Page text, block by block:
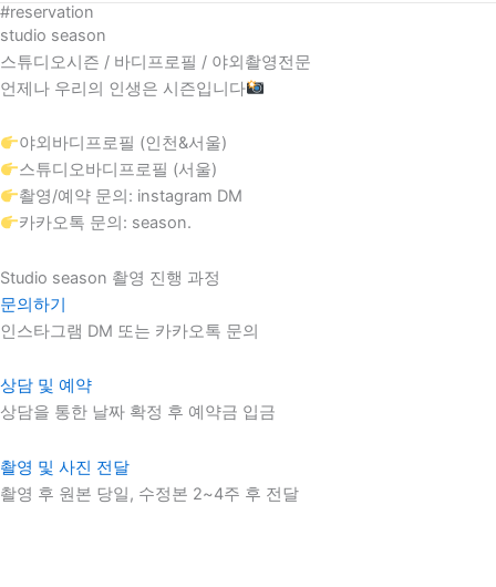
#reservation
studio season
스튜디오시즌 / 바디프로필 / 야외촬영전문
언제나 우리의 인생은 시즌입니다
야외바디프로필 (인천&서울)
스튜디오바디프로필 (서울)
촬영/예약 문의: instagram DM
카카오톡 문의: season.
Studio season 촬영 진행 과정
문의하기
인스타그램 DM 또는 카카오톡 문의
상담 및 예약
상담을 통한 날짜 확정 후 예약금 입금
촬영 및 사진 전달
촬영 후 원본 당일, 수정본 2~4주 후 전달